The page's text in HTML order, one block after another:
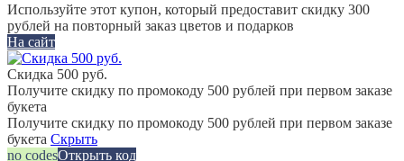
Используйте этот купон, который предоставит скидку 300
рублей на повторный заказ цветов и подарков
На сайт
Скидка 500 руб.
Получите скидку по промокоду 500 рублей при первом заказе
букета
Получите скидку по промокоду 500 рублей при первом заказе
букета Скрыть
no codesОткрыть код